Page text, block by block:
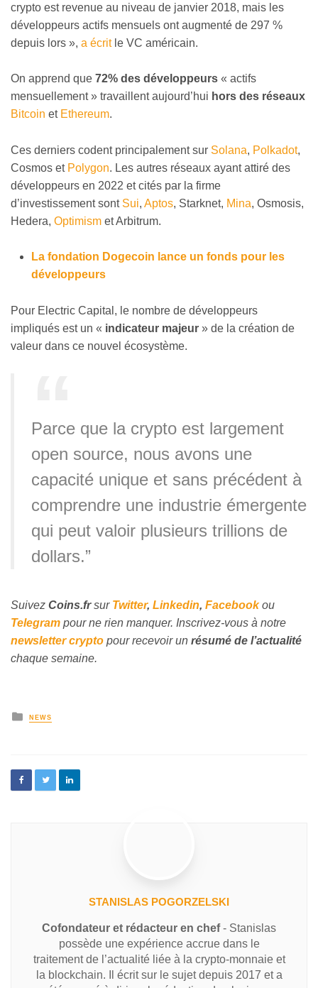
crypto est revenue au niveau de janvier 2018, mais les
développeurs actifs mensuels ont augmenté de 297 %
depuis lors », a écritle VC américain.
On apprend que 72% des développeurs « actifs
mensuellement » travaillent aujourd’hui hors des réseaux
Bitcoin et Ethereum.
Ces derniers codent principalement sur Solana, Polkadot,
Cosmos et Polygon. Les autres réseaux ayant attiré des
développeurs en 2022 et cités par la firme
d’investissement sont Sui, Aptos, Starknet, Mina, Osmosis,
Hedera, Optimism et Arbitrum.
La fondation Dogecoin lance un fonds pour les
développeurs
Pour Electric Capital, le nombre de développeurs
impliqués est un « indicateur majeur » de la création de
valeur dans ce nouvel écosystème.
Parce que la crypto est largement
open source, nous avons une
capacité unique et sans précédent à
comprendre une industrie émergente
qui peut valoir plusieurs trillions de
dollars.”
Suivez Coins.frsur Twitter, Linkedin, Facebookou
Telegram pour ne rien manquer. Inscrivez-vous à notre
newsletter crypto pour recevoir un résumé de l’actualité
chaque semaine.
NEWS
STANISLAS POGORZELSKI
Cofondateur et rédacteur en chef- Stanislas
possède une expérience accrue dans le
traitement de l’actualité liée à la crypto-monnaie et
la blockchain. Il écrit sur le sujet depuis 2017 et a